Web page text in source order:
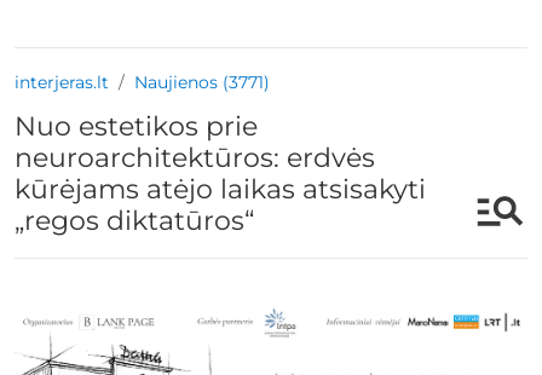
interjeras.lt Naujienos (3771)
Nuo estetikos prie
neuroarchitektūros: erdvės
kūrėjams atėjo laikas atsisakyti
„regos diktatūros“